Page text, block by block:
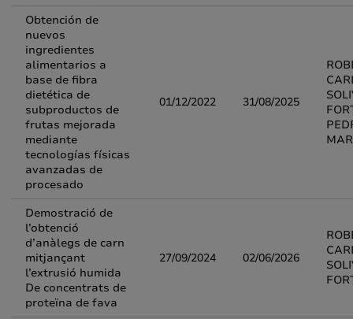
Obtención de
nuevos
ingredientes
alimentarios a
base de fibra
dietética de
subproductos de
frutas mejorada
mediante
tecnologías físicas
avanzadas de
procesado
01/12/2022 31/08/2025
Demostració de
l’obtenció
d’anàlegs de carn
mitjançant
l’extrusió humida
De concentrats de
proteïna de fava
27/09/2024 02/06/2026